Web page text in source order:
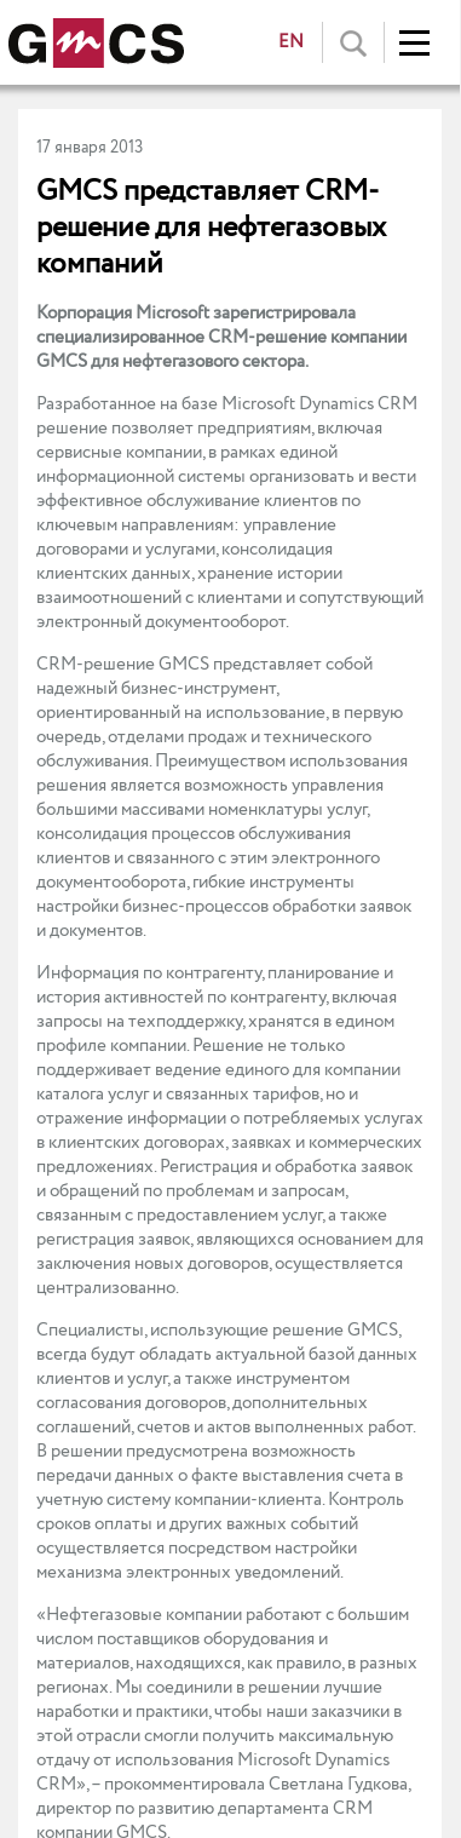
EN
17 января 2013
GMCS представляет CRM-
решение для нефтегазовых
компаний
Корпорация Microsoft зарегистрировала
специализированное CRM-решение компании
GMCS для нефтегазового сектора.
Разработанное на базе Microsoft Dynamics CRM
решение позволяет предприятиям, включая
сервисные компании, в рамках единой
информационной системы организовать и вести
эффективное обслуживание клиентов по
ключевым направлениям: управление
договорами и услугами, консолидация
клиентских данных, хранение истории
взаимоотношений с клиентами и сопутствующий
электронный документооборот.
CRM-решение GMCS представляет собой
надежный бизнес-инструмент,
ориентированный на использование, в первую
очередь, отделами продаж и технического
обслуживания. Преимуществом использования
решения является возможность управления
большими массивами номенклатуры услуг,
консолидация процессов обслуживания
клиентов и связанного с этим электронного
документооборота, гибкие инструменты
настройки бизнес-процессов обработки заявок
и документов.
Информация по контрагенту, планирование и
история активностей по контрагенту, включая
запросы на техподдержку, хранятся в едином
профиле компании. Решение не только
поддерживает ведение единого для компании
каталога услуг и связанных тарифов, но и
отражение информации о потребляемых услугах
в клиентских договорах, заявках и коммерческих
предложениях. Регистрация и обработка заявок
и обращений по проблемам и запросам,
связанным с предоставлением услуг, а также
регистрация заявок, являющихся основанием для
заключения новых договоров, осуществляется
централизованно.
Специалисты, использующие решение GMCS,
всегда будут обладать актуальной базой данных
клиентов и услуг, а также инструментом
согласования договоров, дополнительных
соглашений, счетов и актов выполненных работ.
В решении предусмотрена возможность
передачи данных о факте выставления счета в
учетную систему компании-клиента. Контроль
сроков оплаты и других важных событий
осуществляется посредством настройки
механизма электронных уведомлений.
«Нефтегазовые компании работают с большим
числом поставщиков оборудования и
материалов, находящихся, как правило, в разных
регионах. Мы соединили в решении лучшие
наработки и практики, чтобы наши заказчики в
этой отрасли смогли получить максимальную
отдачу от использования Microsoft Dynamics
CRM», – прокомментировала Светлана Гудкова,
директор по развитию департамента CRM